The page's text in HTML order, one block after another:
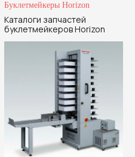
Буклетмейкеры Horizon
Каталоги запчастей
буклетмейкеров Horizon